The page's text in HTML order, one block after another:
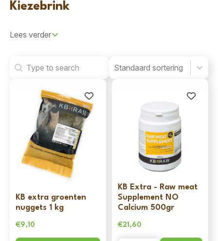
Kiezebrink
Lees verder
Search Product Order
Product Order
KB extra groenten
nuggets 1 kg
€9,10
KB Extra - Raw meat
Supplement NO
Calcium 500gr
€21,60